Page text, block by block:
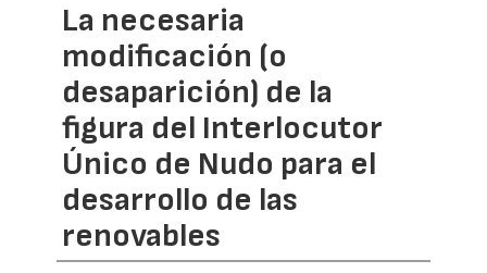
La necesaria
modificación (o
desaparición) de la
figura del Interlocutor
Único de Nudo para el
desarrollo de las
renovables